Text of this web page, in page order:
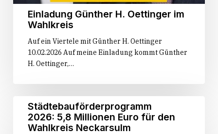
Einladung Günther H. Oettinger im
Wahlkreis
Auf ein Viertele mit Günther H. Oettinger
10.02.2026 Auf meine Einladung kommt Günther
H. Oettinger,…
Städtebauförderprogramm
2026: 5,8
Millionen
Städtebauförderprogramm
2026: 5,8 Millionen Euro für den
Wahlkreis Neckarsulm